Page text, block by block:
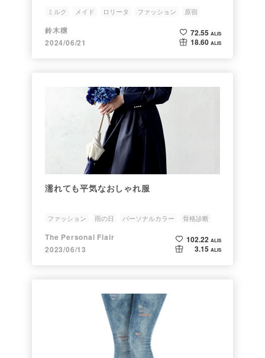
ミルク メイド ロリータ ファッション 原宿
鈴木穣
2024/06/21
72.55 ALIS
18.60 ALIS
濡れても平気なおしゃれ服
ファッション 雨の日 パーソナルカラー
骨格診断
NFTオーナー
The Personal Flair
2023/06/13
102.22 ALIS
3.15 ALIS